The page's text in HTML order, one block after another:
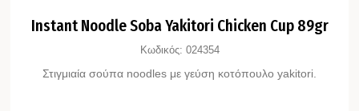
Instant Noodle Soba Yakitori Chicken Cup 89gr
Κωδικός: 024354
Στιγμιαία σούπα noodles με γεύση κοτόπουλο yakitori.